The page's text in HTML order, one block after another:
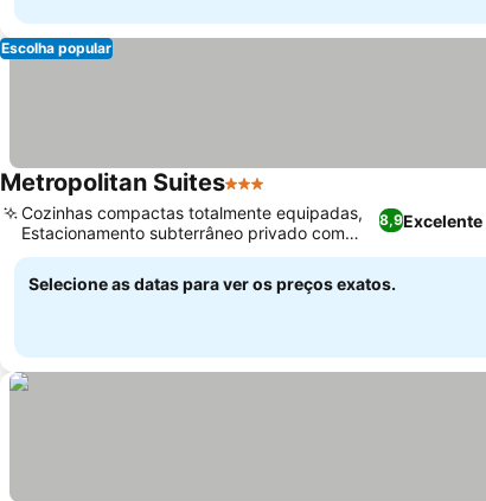
Escolha popular
Metropolitan Suites3 Estrelas
8,9Excelente
Cozinhas compactas totalmente equipadas,
Estacionamento subterrâneo privado com
elevador de carros
Selecione as datas para ver os preços exatos.